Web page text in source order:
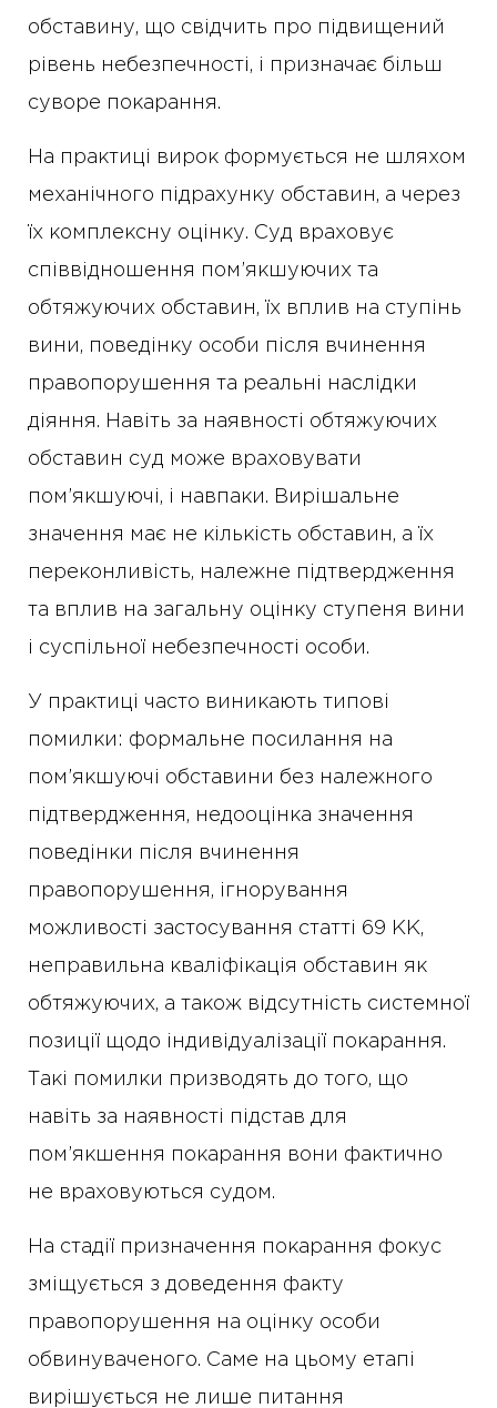
обставину, що свідчить про підвищений
рівень небезпечності, і призначає більш
суворе покарання.
На практиці вирок формується не шляхом
механічного підрахунку обставин, а через
їх комплексну оцінку. Суд враховує
співвідношення пом’якшуючих та
обтяжуючих обставин, їх вплив на ступінь
вини, поведінку особи після вчинення
правопорушення та реальні наслідки
діяння. Навіть за наявності обтяжуючих
обставин суд може враховувати
пом’якшуючі, і навпаки. Вирішальне
значення має не кількість обставин, а їх
переконливість, належне підтвердження
та вплив на загальну оцінку ступеня вини
і суспільної небезпечності особи.
У практиці часто виникають типові
помилки: формальне посилання на
пом’якшуючі обставини без належного
підтвердження, недооцінка значення
поведінки після вчинення
правопорушення, ігнорування
можливості застосування статті 69 КК,
неправильна кваліфікація обставин як
обтяжуючих, а також відсутність системної
позиції щодо індивідуалізації покарання.
Такі помилки призводять до того, що
навіть за наявності підстав для
пом’якшення покарання вони фактично
не враховуються судом.
На стадії призначення покарання фокус
зміщується з доведення факту
правопорушення на оцінку особи
обвинуваченого. Саме на цьому етапі
вирішується не лише питання